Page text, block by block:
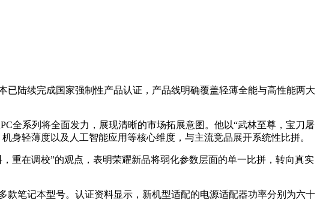
已陆续完成国家强制性产品认证，产品线明确覆盖轻薄全能与高性能两大
全系列将全面发力，展现清晰的市场拓展意图。他以“武林至尊，宝刀屠
身轻薄度以及人工智能应用等核心维度，与主流竞品展开系统性比拼。
重在调校”的观点，表明荣耀新品将弱化参数层面的单一比拼，转向真实
笔记本型号。认证资料显示，新机型适配的电源适配器功率分别为六十